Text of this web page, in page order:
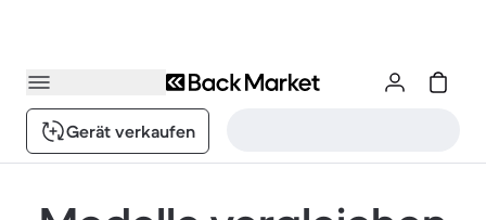
Gerät verkaufen